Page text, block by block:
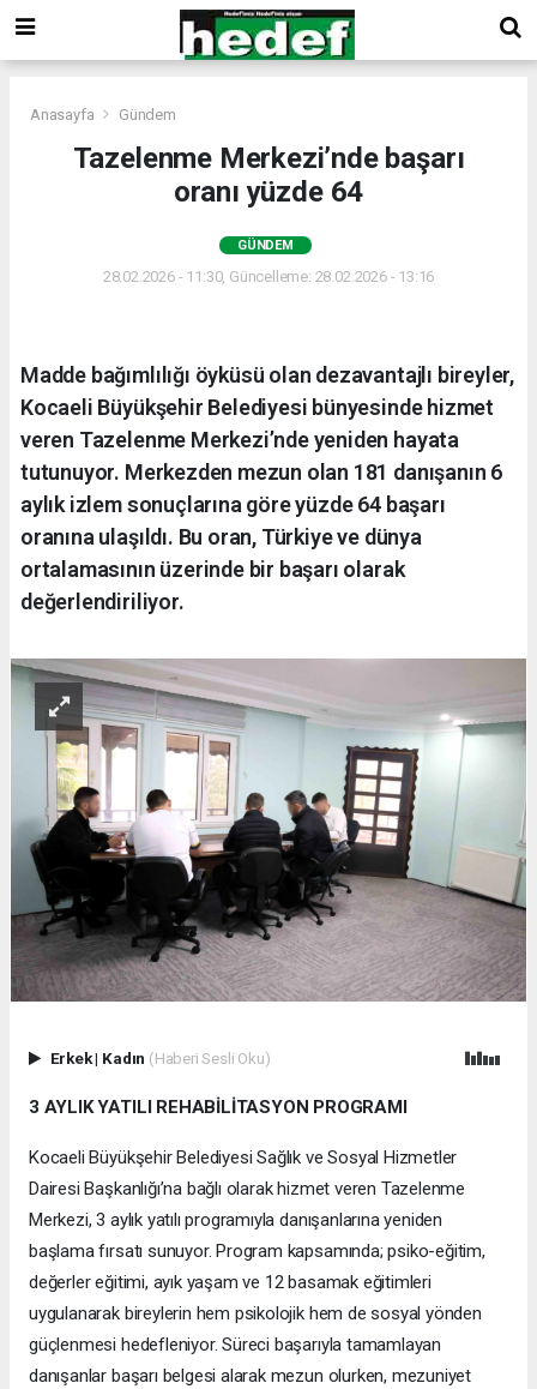
Anasayfa Gündem
Tazelenme Merkezi’nde başarı
oranı yüzde 64
GÜNDEM
28.02.2026 - 11:30, Güncelleme: 28.02.2026 - 13:16
Madde bağımlılığı öyküsü olan dezavantajlı bireyler,
Kocaeli Büyükşehir Belediyesi bünyesinde hizmet
veren Tazelenme Merkezi’nde yeniden hayata
tutunuyor. Merkezden mezun olan 181 danışanın 6
aylık izlem sonuçlarına göre yüzde 64 başarı
oranına ulaşıldı. Bu oran, Türkiye ve dünya
ortalamasının üzerinde bir başarı olarak
değerlendiriliyor.
Erkek| Kadın (Haberi Sesli Oku)
3 AYLIK YATILI REHABİLİTASYON PROGRAMI
Kocaeli Büyükşehir Belediyesi Sağlık ve Sosyal Hizmetler
Dairesi Başkanlığı’na bağlı olarak hizmet veren Tazelenme
Merkezi, 3 aylık yatılı programıyla danışanlarına yeniden
başlama fırsatı sunuyor. Program kapsamında; psiko-eğitim,
değerler eğitimi, ayık yaşam ve 12 basamak eğitimleri
uygulanarak bireylerin hem psikolojik hem de sosyal yönden
güçlenmesi hedefleniyor. Süreci başarıyla tamamlayan
danışanlar başarı belgesi alarak mezun olurken, mezuniyet